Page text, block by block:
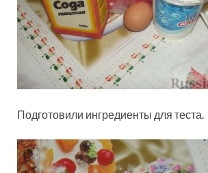
Подготовили ингредиенты для теста.